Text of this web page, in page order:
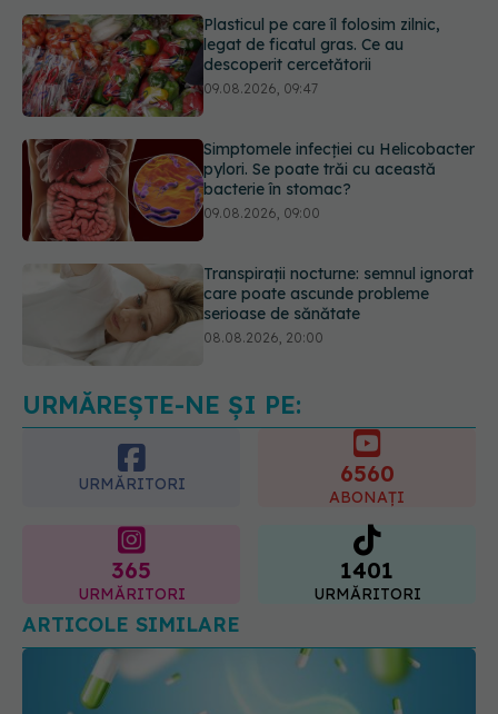
Simptomele infecției cu Helicobacter
pylori. Se poate trăi cu această
bacterie în stomac?
Transpirații nocturne: semnul ignorat
care poate ascunde probleme
serioase de sănătate
Cum folosești uleiul esențial de
rozmarin pentru a opri căderea
părului
URMĂREȘTE-NE ȘI PE:
URMĂRITORI 6560
ABONAȚI
365
URMĂRITORI
1401
URMĂRITORI
ARTICOLE SIMILARE